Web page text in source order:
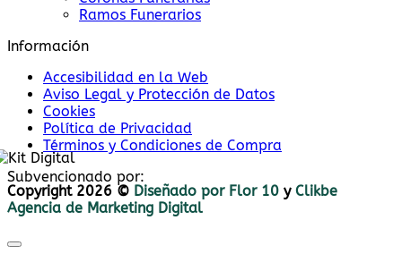
Ramos Funerarios
Información
Accesibilidad en la Web
Aviso Legal y Protección de Datos
Cookies
Política de Privacidad
Términos y Condiciones de Compra
Subvencionado por:
Copyright 2026 © Diseñado por Flor 10 y Clikbe
Agencia de Marketing Digital